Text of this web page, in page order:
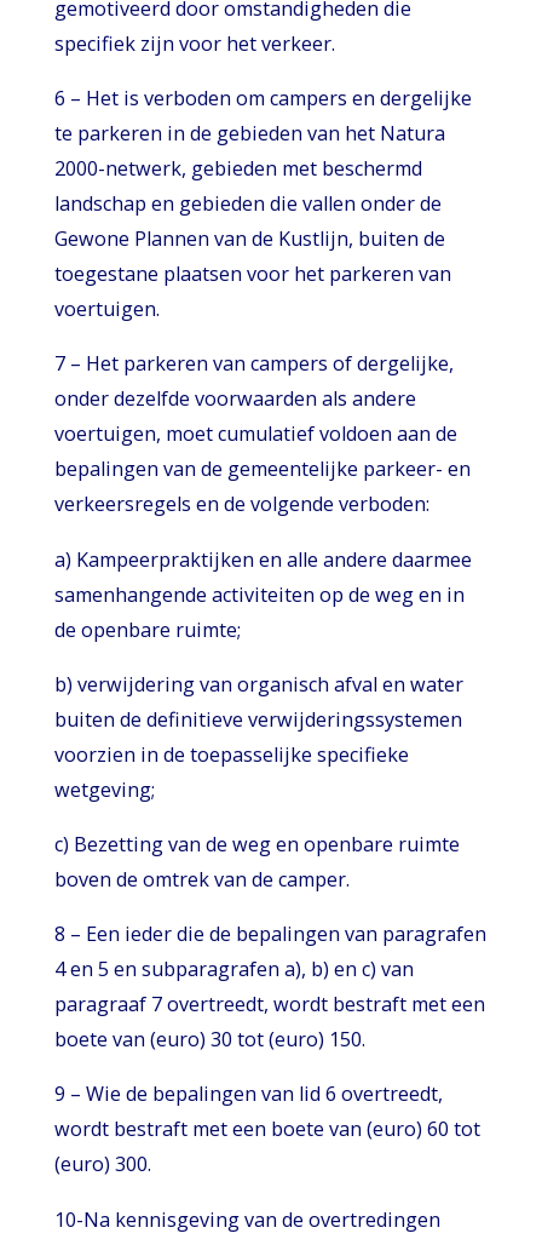
gemotiveerd door omstandigheden die
specifiek zijn voor het verkeer.
6 – Het is verboden om campers en dergelijke
te parkeren in de gebieden van het Natura
2000-netwerk, gebieden met beschermd
landschap en gebieden die vallen onder de
Gewone Plannen van de Kustlijn, buiten de
toegestane plaatsen voor het parkeren van
voertuigen.
7 – Het parkeren van campers of dergelijke,
onder dezelfde voorwaarden als andere
voertuigen, moet cumulatief voldoen aan de
bepalingen van de gemeentelijke parkeer- en
verkeersregels en de volgende verboden:
a) Kampeerpraktijken en alle andere daarmee
samenhangende activiteiten op de weg en in
de openbare ruimte;
b) verwijdering van organisch afval en water
buiten de definitieve verwijderingssystemen
voorzien in de toepasselijke specifieke
wetgeving;
c) Bezetting van de weg en openbare ruimte
boven de omtrek van de camper.
8 – Een ieder die de bepalingen van paragrafen
4 en 5 en subparagrafen a), b) en c) van
paragraaf 7 overtreedt, wordt bestraft met een
boete van (euro) 30 tot (euro) 150.
9 – Wie de bepalingen van lid 6 overtreedt,
wordt bestraft met een boete van (euro) 60 tot
(euro) 300.
10-Na kennisgeving van de overtredingen